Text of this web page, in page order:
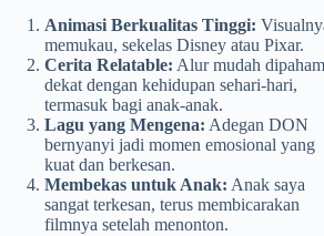
Animasi Berkualitas Tinggi:
memukau, sekelas Disney atau Pixar.
Cerita Relatable: Alur mudah
dekat dengan kehidupan sehari-hari,
termasuk bagi anak-anak.
Lagu yang Mengena: Adegan DON
bernyanyi jadi momen emosional yang
kuat dan berkesan.
Membekas untuk Anak: Anak saya
sangat terkesan, terus membicarakan
filmnya setelah menonton.